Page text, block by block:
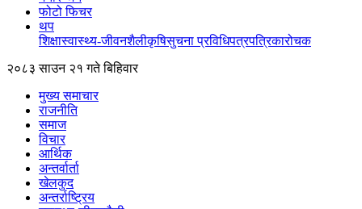
फोटो फिचर
थप
शिक्षास्वास्थ्य-जीवनशैलीकृषिसुचना प्रविधिपत्रपत्रिकारोचक
२०८३ साउन २१ गते बिहिवार
मुख्य समाचार
राजनीति
समाज
विचार
आर्थिक
अन्तर्वार्ता
खेलकुद
अन्तर्राष्ट्रिय